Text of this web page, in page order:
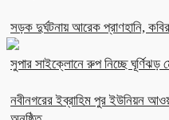
সড়ক দুর্ঘটনায় আরেক প্রাণহানি,
সুপার সাইক্লোনে রুপ নিচ্ছে ঘূর্ণিঝড়
নবীনগরের ইব্রাহিম পুর ইউনিয়ন